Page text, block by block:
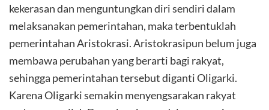
kekerasan dan menguntungkan diri sendiri dalam
melaksanakan pemerintahan, maka terbentuklah
pemerintahan Aristokrasi. Aristokrasipun belum juga
membawa perubahan yang berarti bagi rakyat,
sehingga pemerintahan tersebut diganti Oligarki.
Karena Oligarki semakin menyengsarakan rakyat